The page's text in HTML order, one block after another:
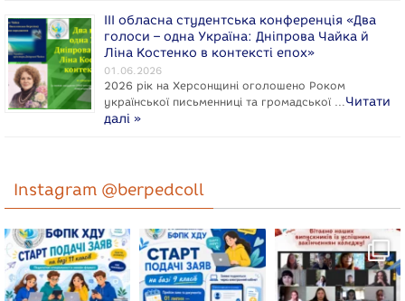
ІІІ обласна студентська конференція «Два
голоси – одна Україна: Дніпрова Чайка й
Ліна Костенко в контексті епох»
01.06.2026
2026 рік на Херсонщині оголошено Роком
укpaїнcької письменниці та громадської … Читати
далі »
Instagram @berpedcoll